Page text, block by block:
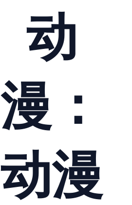
投稿交流
动
漫：
动漫